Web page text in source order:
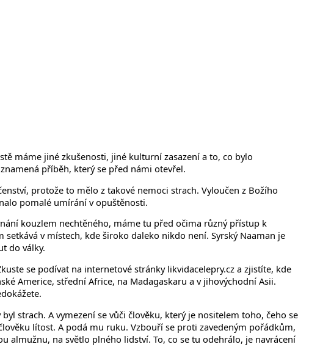
máme jiné zkušenosti, jiné kulturní zasazení a to, co bylo
příběh, který se před námi otevřel.
protože to mělo z takové nemoci strach. Vyloučen z Božího
pomalé umírání v opuštěnosti.
kouzlem nechtěného, máme tu před očima různý přístup k
v místech, kde široko daleko nikdo není. Syrský Naaman je
do války.
se podívat na internetové stránky likvidacelepry.cz a zjistíte, kde
Americe, střední Africe, na Madagaskaru a v jihovýchodní Asii.
strach. A vymezení se vůči člověku, který je nositelem toho, čeho se
lítost. A podá mu ruku. Vzbouří se proti zavedeným pořádkům,
almužnu, na světlo plného lidství. To, co se tu odehrálo, je navrácení